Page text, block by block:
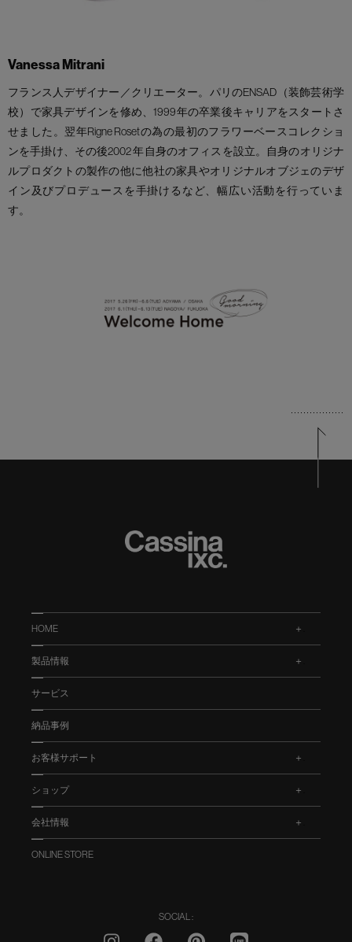
Vanessa Mitrani
フランス人デザイナー／クリエーター。パリのENSAD（装飾芸術学
校）で家具デザインを修め、1999年の卒業後キャリアをスタートさ
せました。翌年Rigne Rosetの為の最初のフラワーベースコレクショ
ンを手掛け、その後2002 年自身のオフィスを設立。自身のオリジナ
ルプロダクトの製作の他に他社の家具やオリジナルオブジェのデザ
イン及びプロデュースを手掛けるなど、幅広い活動を行っていま
す。
HOME
製品情報
サービス
納品事例
お客様サポート
ショップ
会社情報
ONLINE STORE
SOCIAL :